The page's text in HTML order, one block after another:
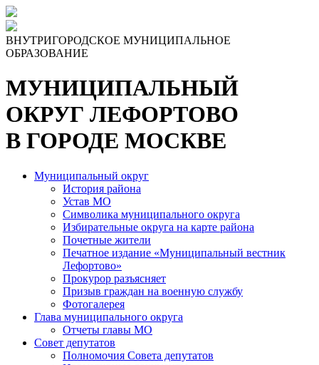
ВНУТРИГОРОДСКОЕ МУНИЦИПАЛЬНОЕ
ОБРАЗОВАНИЕ
МУНИЦИПАЛЬНЫЙ
ОКРУГ ЛЕФОРТОВО
В ГОРОДЕ МОСКВЕ
Муниципальный округ
История района
Устав МО
Символика муниципального округа
Избирательные округа на карте района
Почетные жители
Печатное издание «Муниципальный вестник
Лефортово»
Прокурор разъясняет
Призыв граждан на военную службу
Фотогалерея
Глава муниципального округа
Отчеты главы МО
Совет депутатов
Полномочия Совета депутатов